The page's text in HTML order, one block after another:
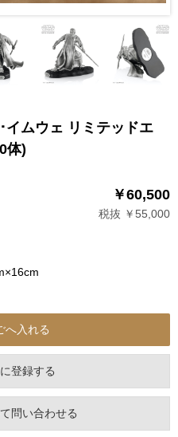
イムウェ リミテッドエ
体)
￥60,500
税抜 ￥55,000
登録する
問い合わせる